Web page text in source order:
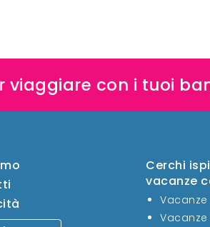
viaggiare con i tuoi
Cerchi
vacanze